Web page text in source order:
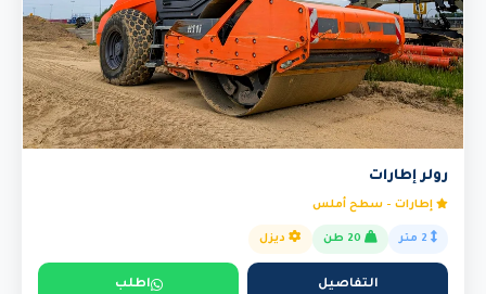
رولر إطارات
إطارات - سطح أملس
ديزل
التفاصيل اطلب